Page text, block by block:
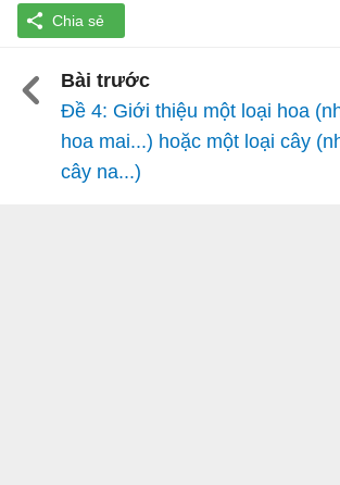
Bài trước
Đề 4: Giới thiệu một loại hoa
hoa mai...) hoặc một loại cây
cây na...)